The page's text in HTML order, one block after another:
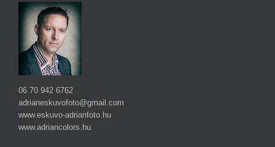
06 70 942 6762
adrianeskuvofoto@gmail.com
www.eskuvo-adrianfoto.hu
www.adriancolors.hu